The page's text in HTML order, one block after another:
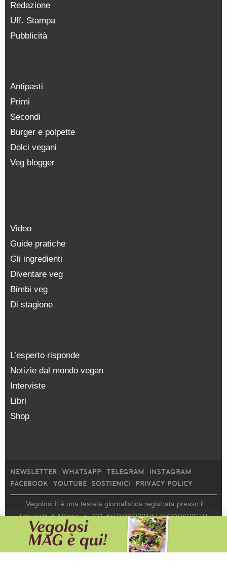
Redazione
Uff. Stampa
Pubblicità
Antipasti
Primi
Secondi
Burger e polpette
Dolci vegani
Veg blogger
Video
Guide pratiche
Gli ingredienti
Diventare veg
Bimbi veg
Di stagione
L’esperto risponde
Notizie dal mondo vegan
Interviste
Libri
Shop
NEWSLETTER WHATSAPP TELEGRAM
INSTAGRAM
FACEBOOK
YOUTUBE SOSTIENICI PRIVACY POLICY
Vegolosi.it è una testata giornalistica registrata presso il
Tribunale di Milano, n. 231 del 07/06/2013 |© COPYRIGHT
2026 | edito da viceversa media srl |